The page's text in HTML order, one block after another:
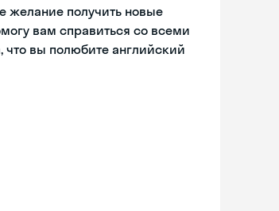
желание получить новые
вам справиться со всеми
что вы полюбите английский